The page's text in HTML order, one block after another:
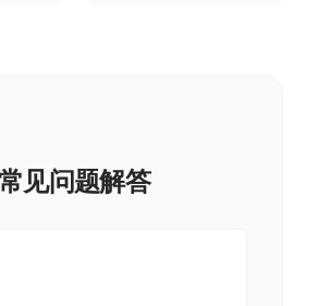
见问题解答